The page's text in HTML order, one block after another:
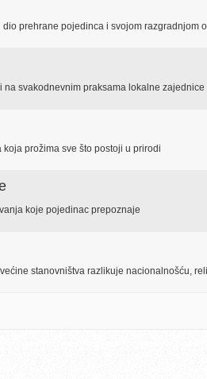
dio prehrane pojedinca i svojom razgradnjom
svakodnevnim praksama lokalne zajednice
prožima sve što postoji u prirodi
koje pojedinac prepoznaje
stanovništva razlikuje nacionalnošću,